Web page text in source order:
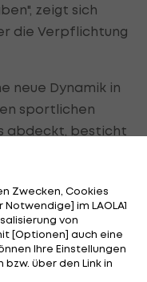
zeigt sich
die Verpflichtung
neue Dynamik in
sportlichen
abdeckt, besticht
FC St. Veit und
Scorer-Punkte -
beim Rückspiel
auf der Hohen
Zwecken, Cookies
im LAOLA1
von
[Optionen] auch eine
Ihre Einstellungen
über den Link in